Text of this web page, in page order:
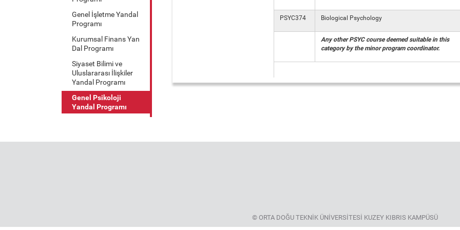
Genel İşletme Yandal
Programı
Kurumsal Finans Yan
Dal Programı
Siyaset Bilimi ve
Uluslararası İlişkiler
Yandal Programı
Genel Psikoloji
Yandal Programı
PSYC374 Biological Psychology
Any other PSYC course deemed suitable in this
category by the minor program coordinator.
© ORTA DOĞU TEKNİK ÜNİVERSİTESİ KUZEY KIBRIS KAMPÜSÜ